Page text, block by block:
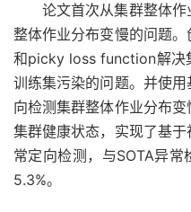
论文首次从集群整体
整体作业分布变慢的问题
和picky loss function解决
训练集污染的问题。并使
向检测集群整体作业分布
集群健康状态，实现了基
常定向检测，与SOTA异
5.3%。